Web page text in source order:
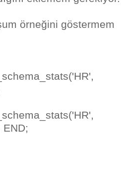
örneğini göstermem
END;